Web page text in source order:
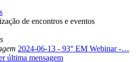
de encontros e eventos
2024-06-13 - 93° EM Webinar -…
última mensagem